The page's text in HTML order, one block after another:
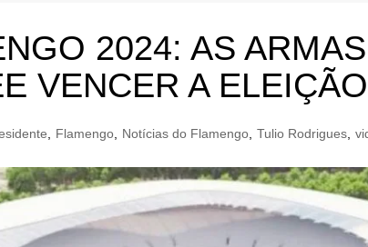
2024: AS
VENCER A ELEIÇÃO
Flamengo Notícias do Flamengo Tulio Rodrigues